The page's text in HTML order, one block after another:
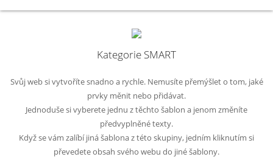
Kategorie SMART
Svůj web si vytvoříte snadno a rychle. Nemusíte přemýšlet o tom, jaké
prvky měnit nebo přidávat.
Jednoduše si vyberete jednu z těchto šablon a jenom změníte
předvyplněné texty.
Když se vám zalíbí jiná šablona z této skupiny, jedním kliknutím si
převedete obsah svého webu do jiné šablony.